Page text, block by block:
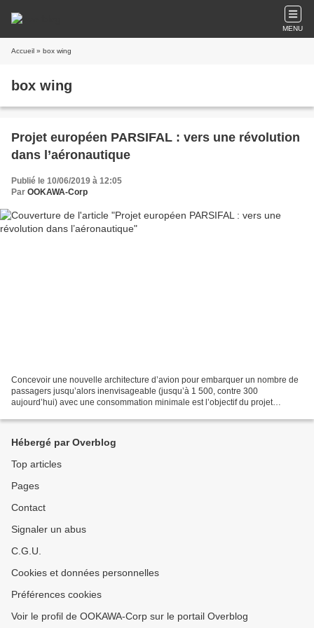
MENU
Accueil » box wing
box wing
Projet européen PARSIFAL : vers une révolution
dans l’aéronautique
Publié le 10/06/2019 à 12:05
Par OOKAWA-Corp
Concevoir une nouvelle architecture d’avion pour embarquer un nombre de
passagers jusqu’alors inenvisageable (jusqu’à 1 500, contre 300
aujourd’hui) avec une consommation minimale est l’objectif du projet
Hébergé par Overblog
Top articles
Pages
Contact
Signaler un abus
C.G.U.
Cookies et données personnelles
Préférences cookies
Voir le profil de OOKAWA-Corp sur le portail Overblog